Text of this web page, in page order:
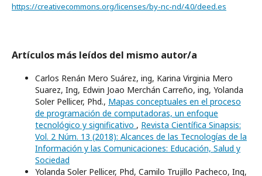
https://creativecommons.org/licenses/by-nc-nd/4.0/deed.es
Artículos más leídos del mismo autor/a
Carlos Renán Mero Suárez, ing, Karina Virginia Mero
Suarez, Ing, Edwin Joao Merchán Carreño, ing, Yolanda
Soler Pellicer, Phd., Mapas conceptuales en el proceso
de programación de computadoras, un enfoque
tecnológico y significativo , Revista Científica Sinapsis:
Vol. 2 Núm. 13 (2018): Alcances de las Tecnologías de la
Información y las Comunicaciones: Educación, Salud y
Sociedad
Yolanda Soler Pellicer, Phd, Camilo Trujillo Pacheco, Ing,